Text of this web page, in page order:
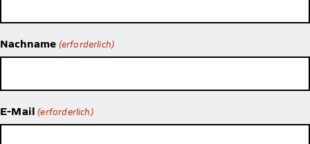
Nachname (erforderlich)
E-Mail (erforderlich)